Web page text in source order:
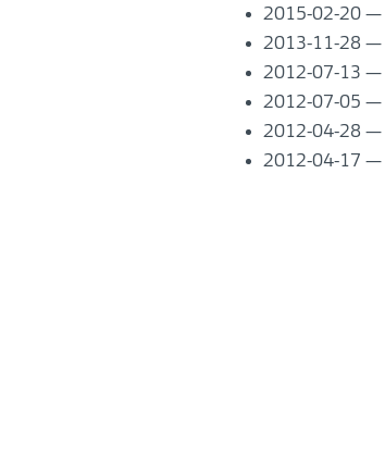
2015-02-20
2013-11-28
2012-07-13
2012-07-05
2012-04-28
2012-04-17